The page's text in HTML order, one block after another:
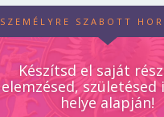
SZEMÉLYRE SZABOTT
Készítsd el saját
elemzésed, születésed
helye alapján!